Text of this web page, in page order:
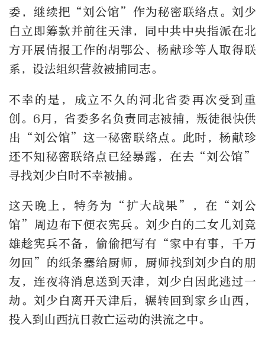
委，继续把“刘公馆”作为秘密联络点。刘少
白立即筹款并前往天津，同中共中央指派在北
方开展情报工作的胡鄂公、杨献珍等人取得联
系，设法组织营救被捕同志。
不幸的是，成立不久的河北省委再次受到重
创。6月，省委多名负责同志被捕，叛徒很快供
出“刘公馆”这一秘密联络点。此时，杨献珍
还不知秘密联络点已经暴露，在去“刘公馆”
寻找刘少白时不幸被捕。
这天晚上，特务为“扩大战果”，在“刘公
馆”周边布下便衣宪兵。刘少白的二女儿刘竞
雄趁宪兵不备，偷偷把写有“家中有事，千万
勿回”的纸条塞给厨师，厨师找到刘少白的朋
友，连夜将消息送到天津，刘少白因此逃过一
劫。刘少白离开天津后，辗转回到家乡山西，
投入到山西抗日救亡运动的洪流之中。